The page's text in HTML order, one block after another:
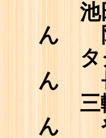
池
ん 隅
タ
ん
三
ん